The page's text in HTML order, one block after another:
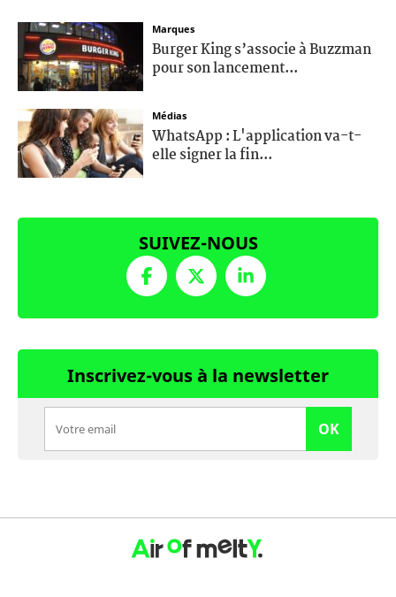
Marques
Burger King s’associe à Buzzman
pour son lancement...
Médias
WhatsApp : L'application va-t-
elle signer la fin...
SUIVEZ-NOUS
Inscrivez-vous à la newsletter
OK